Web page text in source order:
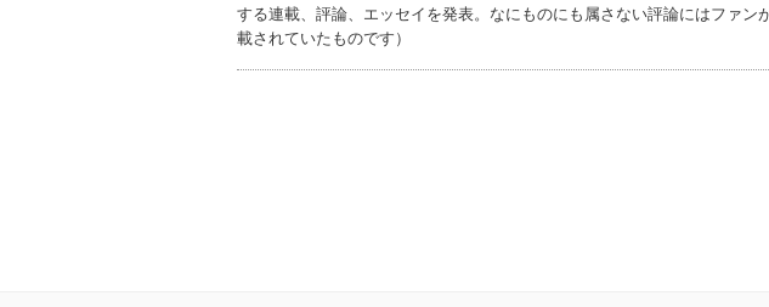
する連載、評論、エッセイを発表。なにものにも属さない評論にはファ
載されていたものです）